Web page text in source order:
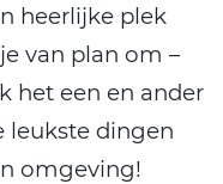
heerlijke plek
van plan om –
het een en ander
leukste dingen
omgeving!